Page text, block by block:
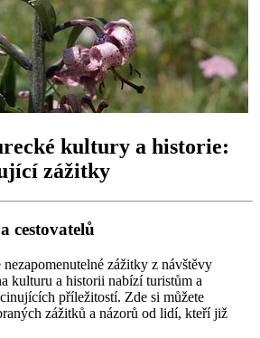
kultury a historie:
zážitky
cestovatelů
nezapomenutelné zážitky z návštěvy
kulturu a historii nabízí turistům a
příležitostí. Zde si můžete
zážitků a názorů od lidí, kteří již